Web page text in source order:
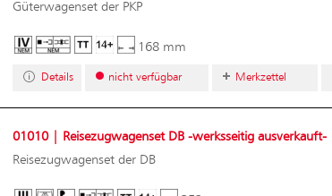
Güterwagenset der PKP
168 mm
Details nicht verfügbar Merkzettel
01010 | Reisezugwagenset DB -werksseitig ausverkauft-
Reisezugwagenset der DB